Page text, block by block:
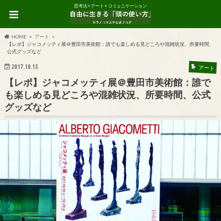
思考法 × アート × コミュニケーション
HOME
アート
【レポ】ジャコメッティ展＠豊田市美術館：誰でも楽しめる見どころや混雑状況、所要時間、
公式グッズなど
2017.10.15 アート
【レポ】ジャコメッティ展＠豊田市美術館：誰で
も楽しめる見どころや混雑状況、所要時間、公式
グッズなど